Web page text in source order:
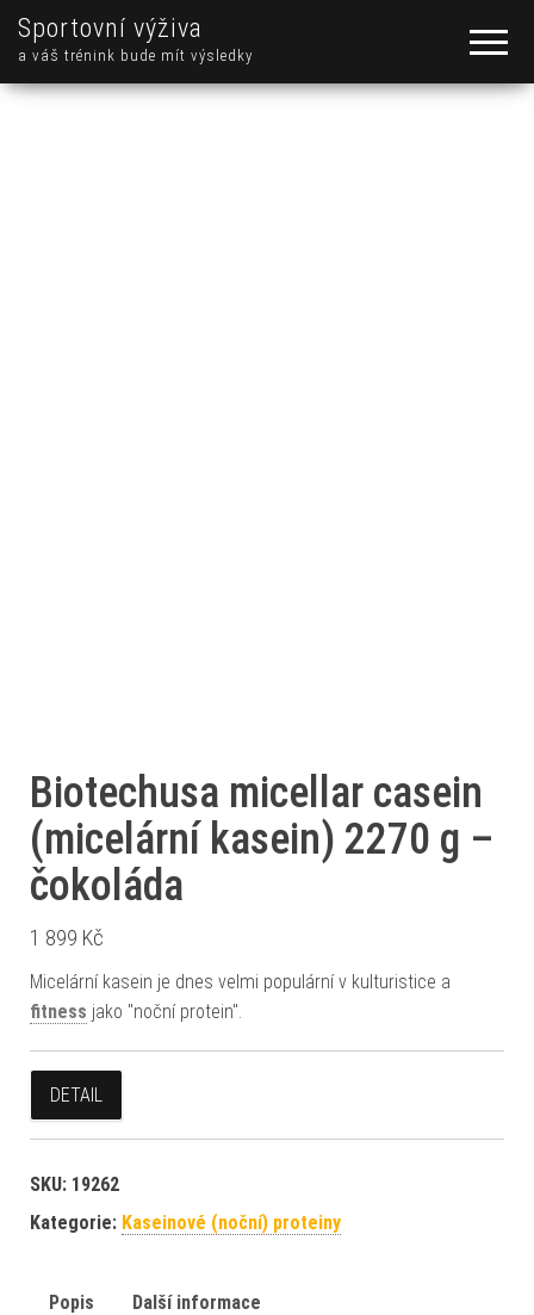
Sportovní výživa
a váš trénink bude mít výsledky
Biotechusa micellar casein
(micelární kasein) 2270 g –
čokoláda
1 899 Kč
Micelární kasein je dnes velmi populární v kulturistice a
fitness jako "noční protein".
DETAIL
SKU: 19262
Kategorie: Kaseinové (noční) proteiny
Popis Další informace